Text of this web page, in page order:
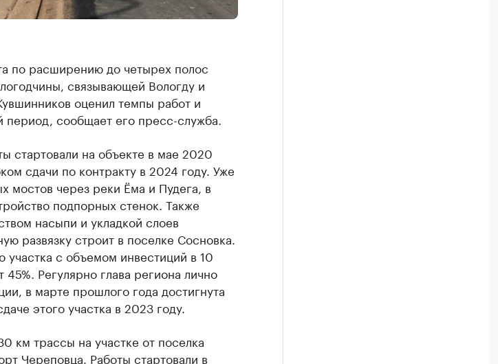
по расширению до четырех полос
связывающей Вологду и
оценил темпы работ и
период, сообщает его пресс-служба.
стартовали на объекте в мае 2020
сдачи по контракту в 2024 году. Уже
мостов через реки Ёма и Пудега, в
подпорных стенок. Также
насыпи и укладкой слоев
развязку строит в поселке Сосновка.
участка с объемом инвестиций в 10
Регулярно глава региона лично
в марте прошлого года достигнута
этого участка в 2023 году.
км трассы на участке от поселка
Череповца. Работы стартовали в